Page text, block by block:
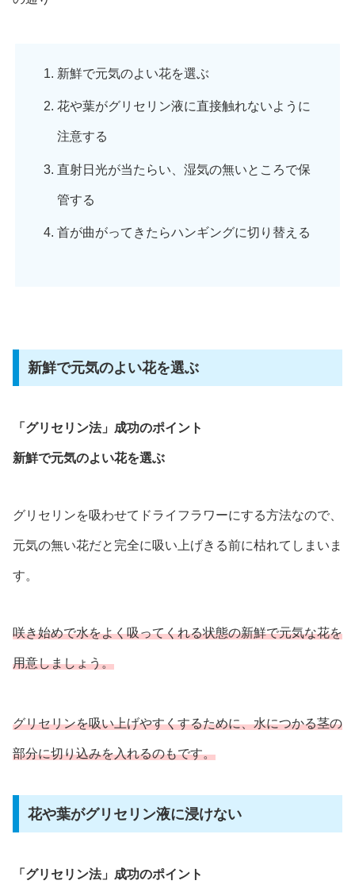
新鮮で元気のよい花を選ぶ
花や葉がグリセリン液に直接触れないように
注意する
直射日光が当たらい、湿気の無いところで保
管する
首が曲がってきたらハンギングに切り替える
新鮮で元気のよい花を選ぶ
「グリセリン法」成功のポイント
新鮮で元気のよい花を選ぶ
グリセリンを吸わせてドライフラワーにする方法なので、
元気の無い花だと完全に吸い上げきる前に枯れてしまいま
す。
咲き始めで水をよく吸ってくれる状態の新鮮で元気な花を
用意しましょう。
グリセリンを吸い上げやすくするために、水につかる茎の
部分に切り込みを入れるのもです。
花や葉がグリセリン液に浸けない
「グリセリン法」成功のポイント